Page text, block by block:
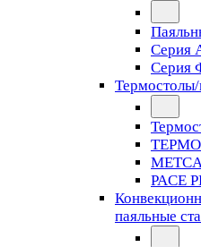
Серия
Серия
Термостолы/
PACE
паяльные